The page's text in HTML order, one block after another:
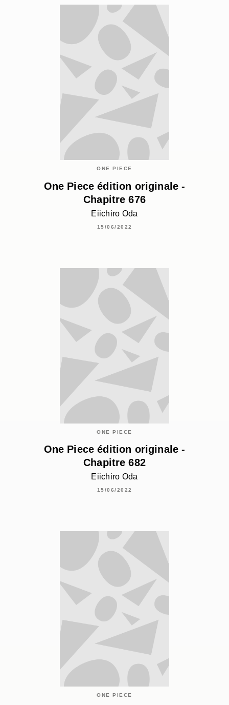
ONE PIECE
One Piece édition originale -
Chapitre 676
Eiichiro Oda
15/06/2022
ONE PIECE
One Piece édition originale -
Chapitre 682
Eiichiro Oda
15/06/2022
ONE PIECE